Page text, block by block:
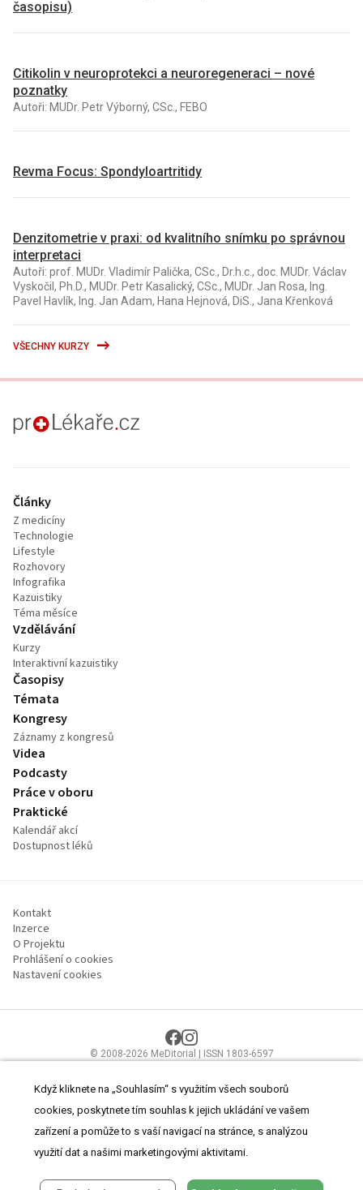
časopisu)
Citikolin v neuroprotekci a neuroregeneraci – nové
poznatky
Autoři: MUDr. Petr Výborný, CSc., FEBO
Revma Focus: Spondyloartritidy
Denzitometrie v praxi: od kvalitního snímku po správnou
interpretaci
Autoři: prof. MUDr. Vladimír Palička, CSc., Dr.h.c., doc. MUDr. Václav
Vyskočil, Ph.D., MUDr. Petr Kasalický, CSc., MUDr. Jan Rosa, Ing.
Pavel Havlík, Ing. Jan Adam, Hana Hejnová, DiS., Jana Křenková
VŠECHNY KURZY
proLékaře.cz
Články
Z medicíny
Technologie
Lifestyle
Rozhovory
Infografika
Kazuistiky
Téma měsíce
Vzdělávání
Kurzy
Interaktivní kazuistiky
Časopisy
Témata
Kongresy
Záznamy z kongresů
Videa
Podcasty
Práce v oboru
Praktické
Kalendář akcí
Dostupnost léků
Kontakt
Inzerce
O Projektu
Prohlášení o cookies
Nastavení cookies
© 2008-2026 MeDitorial | ISSN 1803-6597
zdravotnictví.Čtěte prohlášeníaZásady zpracování osobních údajů
Když kliknete na „Souhlasím“ s využitím všech souborů
cookies, poskytnete tím souhlas k jejich ukládání ve vašem
zařízení a pomůže to s vaší navigací na stránce, s analýzou
využití dat a našimi marketingovými aktivitami.